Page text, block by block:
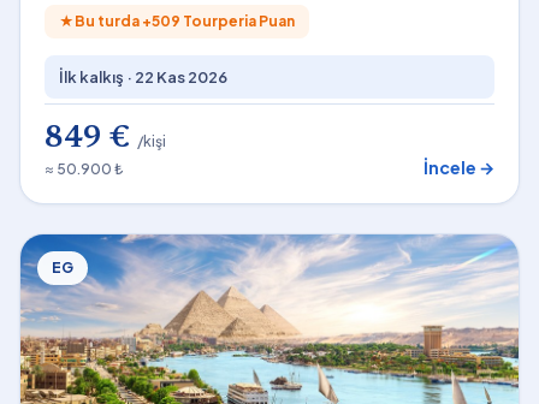
★ Bu turda +509 Tourperia Puan
İlk kalkış · 22 Kas 2026
849 € /kişi
≈ 50.900 ₺
İncele →
EG